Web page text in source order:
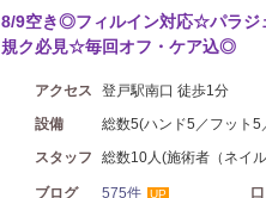
8/9空き◎フィルイン対応☆パラ
規ク必見☆毎回オフ・ケア込◎
アクセス
登戸駅南口 徒歩1分
設備
総数5(ハンド5／フット
スタッフ
総数10人(施術者（ネイ
ブログ 575件 UP